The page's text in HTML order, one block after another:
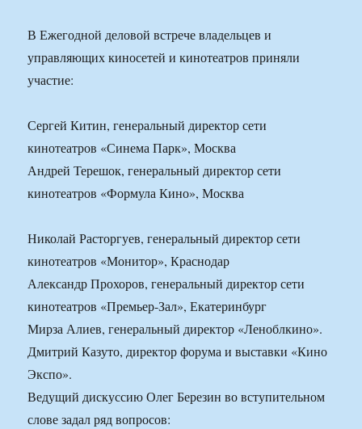
В Ежегодной деловой встрече владельцев и
управляющих киносетей и кинотеатров приняли
участие:
Сергей Китин, генеральный директор сети
кинотеатров «Синема Парк», Москва
Андрей Терешок, генеральный директор сети
кинотеатров «Формула Кино», Москва
Николай Расторгуев, генеральный директор сети
кинотеатров «Монитор», Краснодар
Александр Прохоров, генеральный директор сети
кинотеатров «Премьер-Зал», Екатеринбург
Мирза Алиев, генеральный директор «Леноблкино».
Дмитрий Казуто, директор форума и выставки «Кино
Экспо».
Ведущий дискуссию Олег Березин во вступительном
слове задал ряд вопросов: